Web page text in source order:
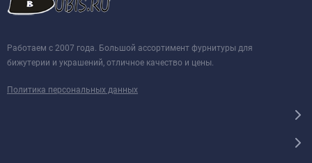
Работаем с 2007 года. Большой ассортимент фурнитуры для
бижутерии и украшений, отличное качество и цены.
Политика персональных данных